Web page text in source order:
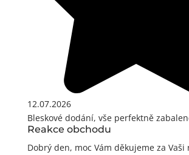
12.07.2026
Bleskové dodání, vše perfektně
Reakce obchodu
Dobrý den, moc Vám děkujeme za Vaši